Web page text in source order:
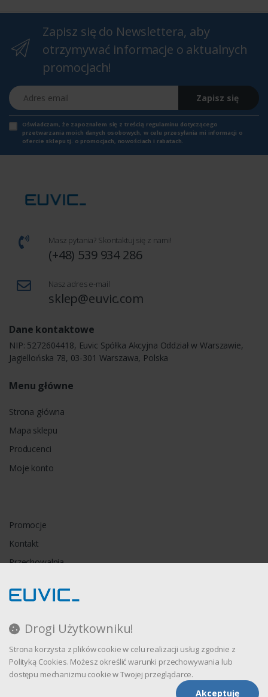
Drogi Użytkowniku!
Strona korzysta z plików cookie w celu realizacji usług zgodnie z
Polityką Cookies. Możesz określić warunki przechowywania lub
dostępu mechanizmu cookie w Twojej przeglądarce.
Akceptuję
Zapisz się do Newslettera, aby
otrzymywać informacje o aktualnych
promocjach!
Adres email
Zapisz się
Oświadczam, że zapoznałem się z treścią regulaminu dotyczącego
przetwarzania moich danych osobowych, w celu przesyłania mi informacji o
ofercie sklepu tj. o promocjach, nowościach i rabatach.
Masz pytania? Skontaktuj się z nami!
(+48) 539 934 286
Nasz adres e-mail
sklep@euvic.com
Dane kontaktowe
NIP: 5272604418, Euvic Spółka Akcyjna Oddział w Warszawie,
Jagiellońska 78, 03-301 Warszawa, Polska
Menu główne
Strona główna
Mapa sklepu
Producenci
Moje konto
Promocje
Kontakt
Przechowalnia
Regulamin
Polityka prywatności